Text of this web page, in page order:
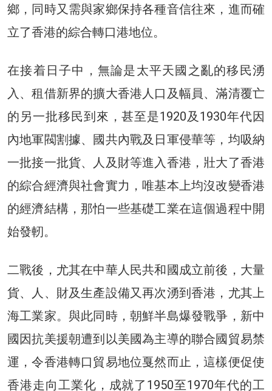
鄉，同時又需與家鄉保持各種音信往來，進而確
立了香港的綜合轉口港地位。
在接着日子中，無論是太平天國之亂的移民湧
入、租借新界的擴大香港人口及幅員、滿清覆亡
的另一批移民到來，甚至是1920及1930年代因
內地軍閥割據、國共內戰及日軍侵華等，均吸納
一批接一批貨、人及財等進入香港，壯大了香港
的綜合經濟與社會實力，唯基本上均沒改變香港
的經濟結構，那怕一些基礎工業在這個過程中開
始發軔。
二戰後，尤其在中華人民共和國成立前後，大量
貨、人、財及生產設備又再次湧到香港，尤其上
海工業家。與此同時，朝鮮半島爆發戰爭，新中
國因抗美援朝遭到以美國為主導的聯合國貿易禁
運，令香港轉口貿易地位戛然而止，這樣便促使
香港走向工業化，成就了1950至1970年代的工